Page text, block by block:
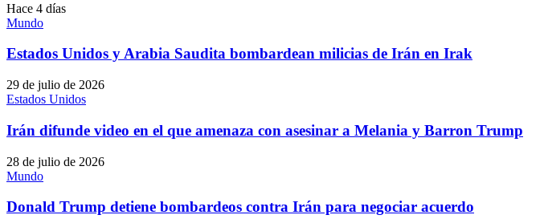
Hace 4 días
Mundo
Estados Unidos y Arabia Saudita bombardean milicias de Irán en Irak
29 de julio de 2026
Estados Unidos
Irán difunde video en el que amenaza con asesinar a Melania y Barron Trump
28 de julio de 2026
Mundo
Donald Trump detiene bombardeos contra Irán para negociar acuerdo